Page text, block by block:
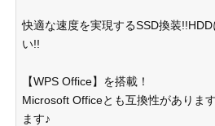
快適な速度を実現するSSD換装
い!!
【WPS Office】を搭載！
Microsoft Officeとも互換性がありま
ます♪